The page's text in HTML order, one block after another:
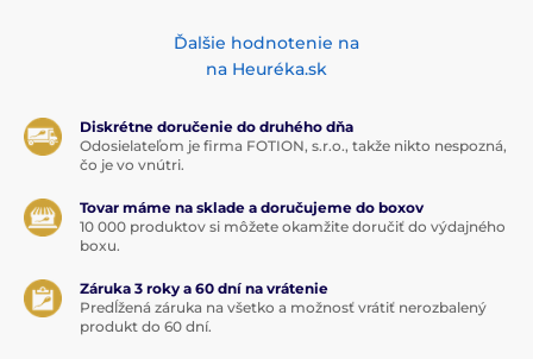
Ďalšie hodnotenie na
na Heuréka.sk
Diskrétne doručenie do druhého dňa
Odosielateľom je firma FOTION, s.r.o., takže nikto nespozná,
čo je vo vnútri.
Tovar máme na sklade a doručujeme do boxov
10 000 produktov si môžete okamžite doručiť do výdajného
boxu.
Záruka 3 roky a 60 dní na vrátenie
Predĺžená záruka na všetko a možnosť vrátiť nerozbalený
produkt do 60 dní.